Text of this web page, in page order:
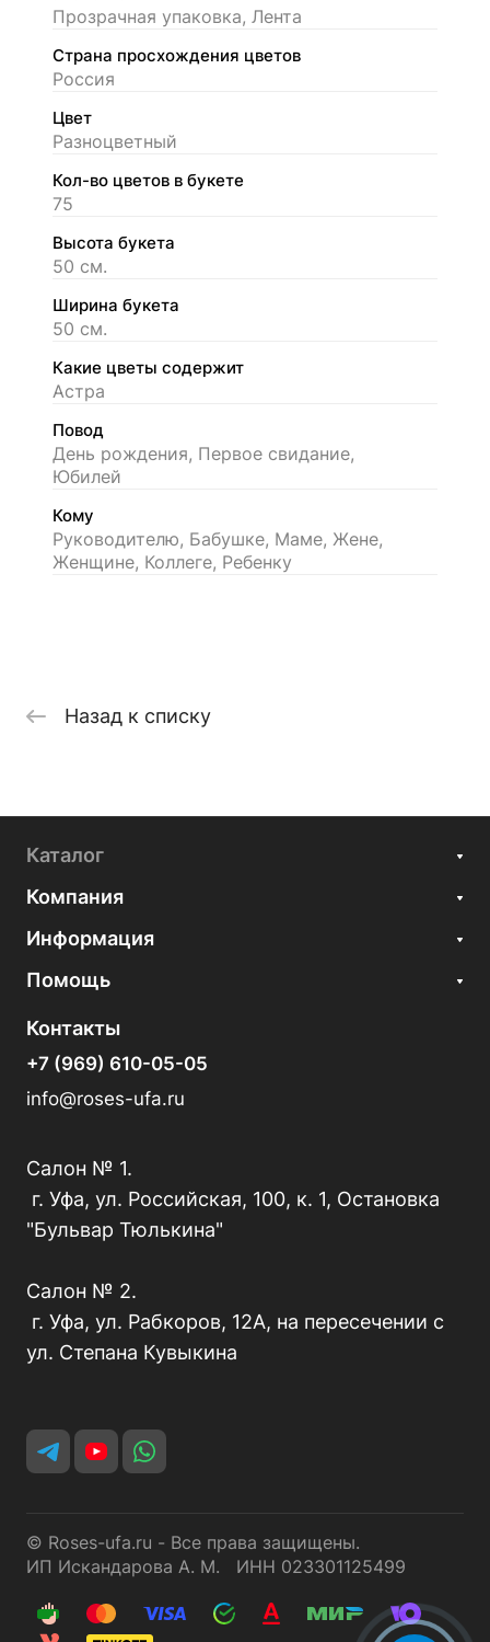
Прозрачная упаковка, Лента
Страна просхождения цветов
Россия
Цвет
Разноцветный
Кол-во цветов в букете
75
Высота букета
50 см.
Ширина букета
50 см.
Какие цветы содержит
Астра
Повод
День рождения, Первое свидание,
Юбилей
Кому
Руководителю, Бабушке, Маме, Жене,
Женщине, Коллеге, Ребенку
Назад к списку
Каталог
Компания
Информация
Помощь
Контакты
+7 (969) 610-05-05
info@roses-ufa.ru
Салон № 1.
г. Уфа, ул. Российская, 100, к. 1, Остановка
"Бульвар Тюлькина"
Салон № 2.
г. Уфа, ул. Рабкоров, 12А, на пересечении с
ул. Степана Кувыкина
© Roses-ufa.ru - Все права защищены.
ИП Искандарова А. М. ИНН 023301125499